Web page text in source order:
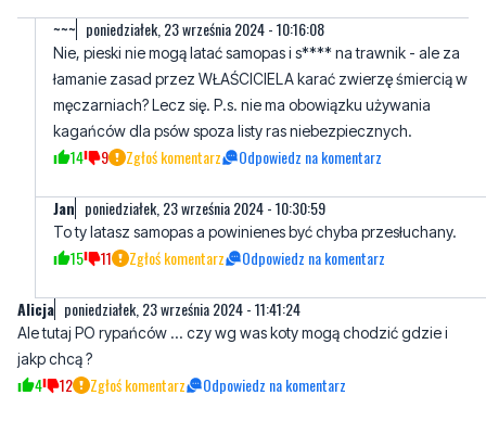
męczarniach? Lecz się. P.s. nie ma obowiązku używania
kagańców dla psów spoza listy ras niebezpiecznych.
14 9 Zgłoś komentarz Odpowiedz na komentarz
Jan poniedziałek, 23 września 2024 - 10:30:59
To ty latasz samopas a powinienes być chyba przesłuchany.
poniedziałek, 23 września 2024 - 11:41:24
Ale tutaj PO rypańców ... czy wg was koty mogą chodzić gdzie i
4 12 Zgłoś komentarz Odpowiedz na komentarz
Zapewniam cię, że...
POrypańca spokojnie ujrzysz w lustrze. Wtedy zapytaj się